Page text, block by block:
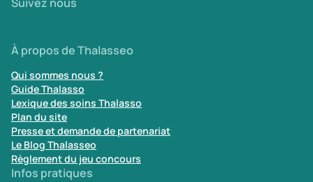
À propos de Thalasseo
Qui sommes nous ?
Guide Thalasso
Lexique des soins Thalasso
Plan du site
Presse et demande de partenariat
Le Blog Thalasseo
Règlement du jeu concours
Infos pratiques